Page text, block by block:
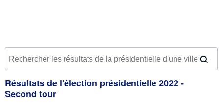
Résultats de l'élection présidentielle 2022 -
Second tour